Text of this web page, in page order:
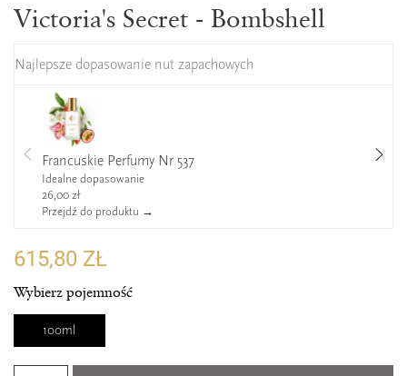
Victoria's Secret - Bombshell
Najlepsze dopasowanie nut zapachowych
Francuskie Perfumy Nr 537
Idealne dopasowanie
26,00 zł
Przejdź do produktu →
615,80 ZŁ
Wybierz pojemność
100ml